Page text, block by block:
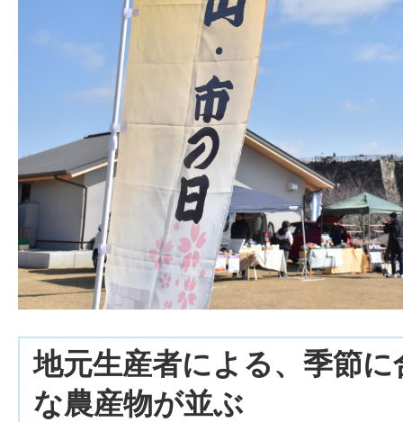
地元生産者による、季節
な農産物が並ぶ